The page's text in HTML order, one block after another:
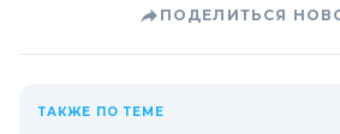
ПОДЕЛИТЬСЯ
ТАКЖЕ ПО ТЕМЕ